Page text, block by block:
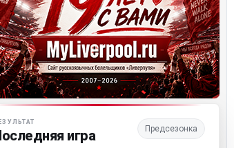
центр «Ливерпуля»
игра Предсезонка